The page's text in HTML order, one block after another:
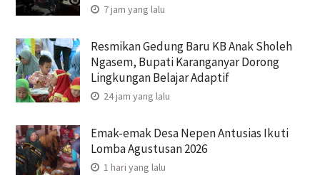
7 jam yang lalu
Resmikan Gedung Baru KB Anak Sholeh
Ngasem, Bupati Karanganyar Dorong
Lingkungan Belajar Adaptif
24 jam yang lalu
Emak-emak Desa Nepen Antusias Ikuti
Lomba Agustusan 2026
1 hari yang lalu